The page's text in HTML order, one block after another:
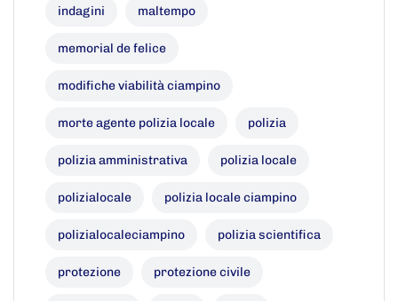
indagini maltempo
memorial de felice
modifiche viabilità ciampino
morte agente polizia locale polizia
polizia amministrativa polizia locale
polizialocale polizia locale ciampino
polizialocaleciampino polizia scientifica
protezione protezione civile